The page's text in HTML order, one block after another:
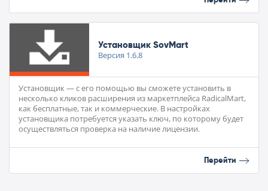
Установщик SovMart
Версия 1.6.8
Установщик — с его помощью вы сможете установить в
несколько кликов расширения из маркетплейса RadicalMart,
как бесплатные, так и коммерческие. В настройках
установщика потребуется указать ключ, по которому будет
осуществляться проверка на наличие лицензии.
Перейти